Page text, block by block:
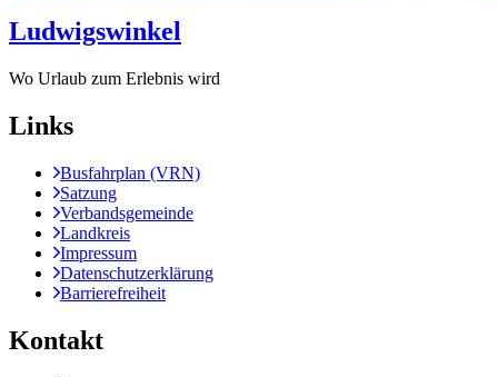
Ludwigswinkel
Wo Urlaub zum Erlebnis wird
Links
Busfahrplan (VRN)
Satzung
Verbandsgemeinde
Landkreis
Impressum
Datenschutzerklärung
Barrierefreiheit
Kontakt